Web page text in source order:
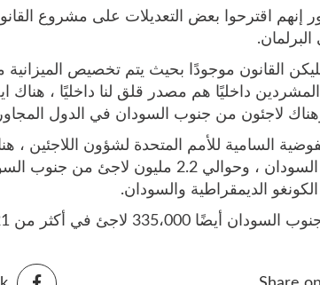
إنهم اقترحوا بعض التعديلات على مشروع
القانون موجودًا بحيث يتم تخصيص الميزانية
داخليًا هم مصدر قلق لنا داخليًا ،
لاجئون من جنوب السودان في الدول
في جنوب السودان ، وحوالي 2.2 مليون
الديمقراطية والسودان.
لاجئ في أكثر من 21 موقعًا مختلفًا في جميع أنحاء البلاد.